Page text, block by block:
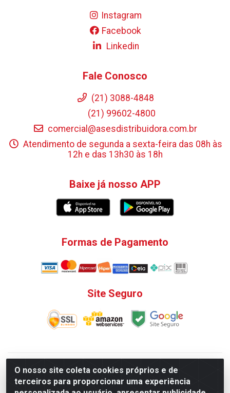
O nosso site coleta cookies próprios e de
terceiros para proporcionar uma experiência
Instagram
Facebook
Linkedin
Fale Conosco
(21) 3088-4848
(21) 99602-4800
comercial@asesdistribuidora.com.br
Atendimento de segunda a sexta-feira das 08h às
12h e das 13h30 às 18h
Baixe já nosso APP
Formas de Pagamento
Site Seguro
V. C. Ferragens LTDA - Rua do Matoso, 132 - Praça da
Bandeira, Rio de Janeiro/ RJ - CEP 20.270-135 - CNPJ
12.324.723/0001-25